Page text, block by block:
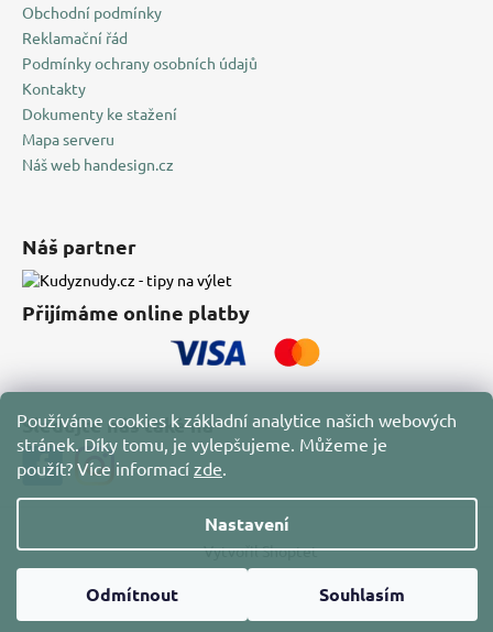
Používáme cookies k základní analytice našich webových
stránek. Díky tomu, je vylepšujeme. Můžeme je
použít? Více informací zde.
Nastavení
Odmítnout Souhlasím
Obchodní podmínky
Reklamační řád
Podmínky ochrany osobních údajů
Kontakty
Dokumenty ke stažení
Mapa serveru
Náš web handesign.cz
Náš partner
Přijímáme online platby
Sledujte nás také na
Vytvořil Shoptet
Copyright 2026
. Všechna práva vyhrazena.